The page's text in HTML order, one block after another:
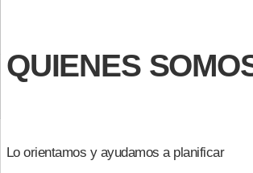
QUIENES
Lo orientamos y ayudamos a planificar